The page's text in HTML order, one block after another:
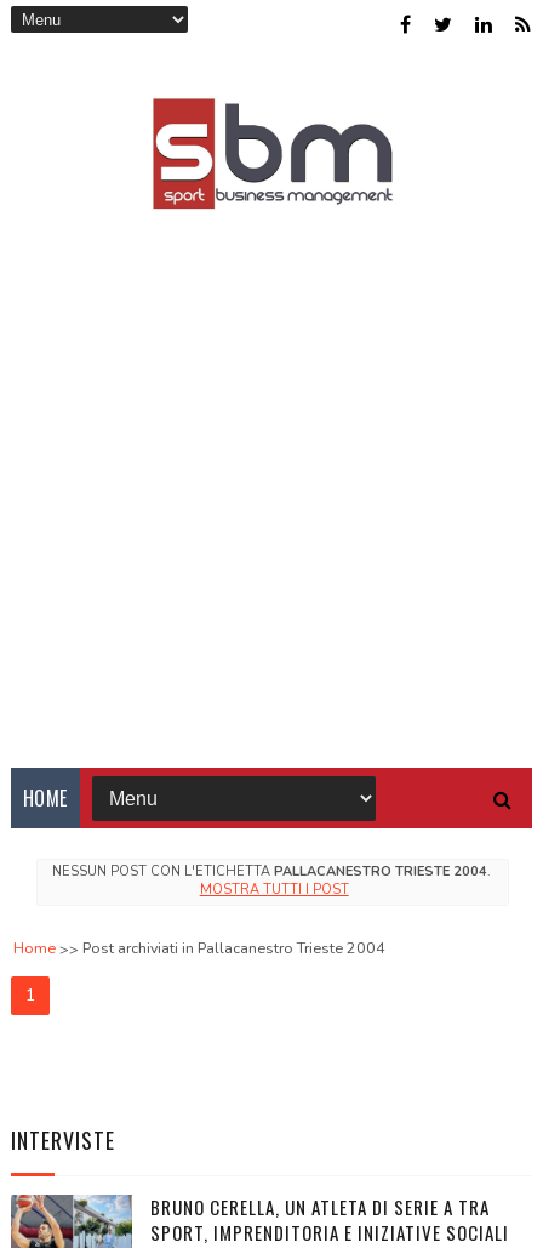
HOME
NESSUN POST CON L'ETICHETTA PALLACANESTRO TRIESTE 2004.
MOSTRA TUTTI I POST
Home Post archiviati in Pallacanestro Trieste 2004
1
INTERVISTE
BRUNO CERELLA, UN ATLETA DI SERIE A TRA
SPORT, IMPRENDITORIA E INIZIATIVE SOCIALI